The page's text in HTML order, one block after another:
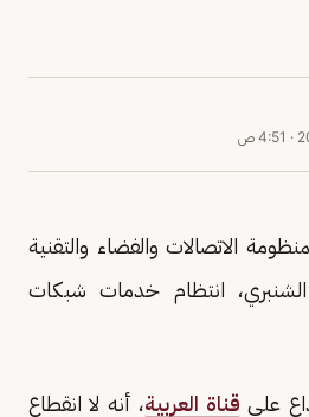
· 4:51 ص
الاتصالات والفضاء والتقنية
انتظام خدمات شبكات
على قناة العربية، أنه لا انقطاع